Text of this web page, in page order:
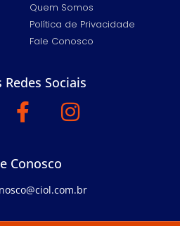
Quem Somos
Política de Privacidade
Fale Conosco
Redes Sociais
Conosco